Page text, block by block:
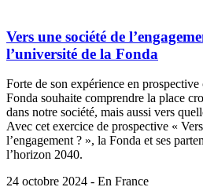
Vers une société de
l’université de la Fonda
Forte de son expérience en prospective
Fonda souhaite comprendre la place
dans notre société, mais aussi vers
Avec cet exercice de prospective «
l’engagement ? », la Fonda et ses
l’horizon 2040.
24 octobre 2024 - En France